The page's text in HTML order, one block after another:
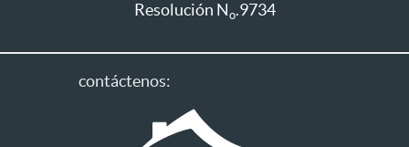
Resolución N o.9734
contáctenos: